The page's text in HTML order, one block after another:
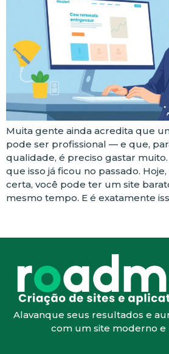
Muita gente ainda acredita que
pode ser profissional — e que,
qualidade, é preciso gastar
que isso já ficou no passado.
certa, você pode ter um site
mesmo tempo. E é exatamente
Alavanque seus resultados e
com um site moderno e